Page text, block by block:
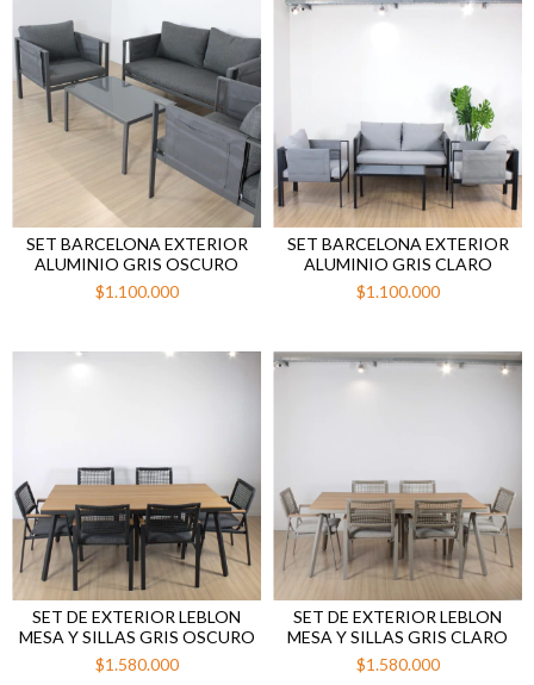
SET BARCELONA EXTERIOR
ALUMINIO GRIS OSCURO
$1.100.000
SET BARCELONA EXTERIOR
ALUMINIO GRIS CLARO
$1.100.000
SET DE EXTERIOR LEBLON
MESA Y SILLAS GRIS OSCURO
$1.580.000
SET DE EXTERIOR LEBLON
MESA Y SILLAS GRIS CLARO
$1.580.000